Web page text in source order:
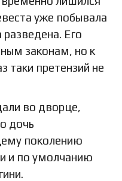
уже побывала
Его
законам, но к
таки претензий не
во дворце,
дочь
поколению
и по умолчанию